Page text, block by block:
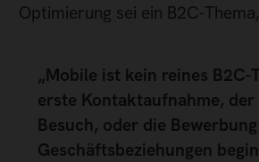
Optimierung sei ein B2C-
„Mobile ist kein reines B2C-
erste Kontaktaufnahme, der
Besuch, oder die Bewerbung
Geschäftsbeziehungen